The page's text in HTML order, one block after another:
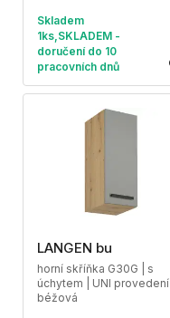
Skladem
1ks,SKLADEM -
doručení do 10
pracovních dnů
LANGEN bu
horní skříňka G30G | s
úchytem | UNI provedení |
béžová